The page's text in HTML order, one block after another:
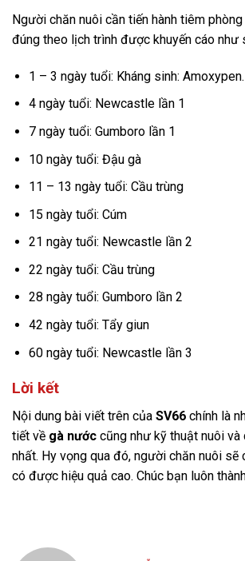
Người chăn nuôi cần tiến hành tiêm
đúng theo lịch trình được khuyến cáo như
1 – 3 ngày tuổi: Kháng sinh:
4 ngày tuổi: Newcastle lần 1
7 ngày tuổi: Gumboro lần 1
10 ngày tuổi: Đậu gà
11 – 13 ngày tuổi: Cầu trùng
15 ngày tuổi: Cúm
21 ngày tuổi: Newcastle lần 2
22 ngày tuổi: Cầu trùng
28 ngày tuổi: Gumboro lần 2
42 ngày tuổi: Tẩy giun
60 ngày tuổi: Newcastle lần 3
Lời kết
Nội dung bài viết trên của SV66 chính là
tiết về gà nước cũng như kỹ thuật nuôi và
nhất. Hy vọng qua đó, người chăn nuôi sẽ
có được hiệu quả cao. Chúc bạn luôn